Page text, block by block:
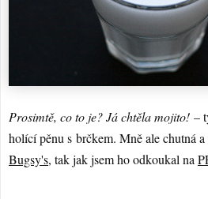
Prosimtě, co to je? Já chtěla mojito! –
holící pěnu s brčkem. Mně ale chutná
Bugsy's, tak jak jsem ho odkoukal na